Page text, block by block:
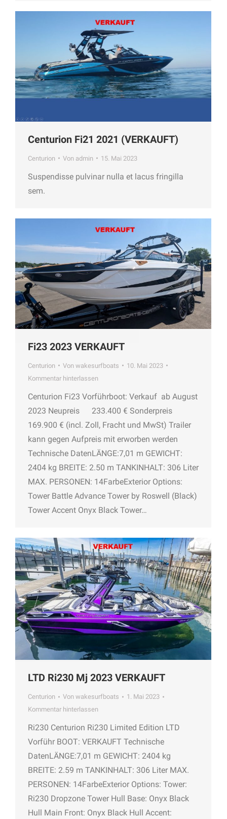
Centurion Fi21 2021 (VERKAUFT)
Centurion Von admin 15. Mai 2023
Suspendisse pulvinar nulla et lacus fringilla
sem.
Fi23 2023 VERKAUFT
Centurion Von wakesurfboats
10. Mai 2023
Kommentar hinterlassen
Centurion Fi23 Vorführboot: Verkauf ab August
2023 Neupreis 233.400 € Sonderpreis
169.900 € (incl. Zoll, Fracht und MwSt) Trailer
kann gegen Aufpreis mit erworben werden
Technische DatenLÄNGE:7,01 m GEWICHT:
2404 kg BREITE: 2.50 m TANKINHALT: 306 Liter
MAX. PERSONEN: 14FarbeExterior Options:
Tower Battle Advance Tower by Roswell (Black)
Tower Accent Onyx Black Tower…
LTD Ri230 Mj 2023 VERKAUFT
Centurion Von wakesurfboats
1. Mai 2023
Kommentar hinterlassen
Ri230 Centurion Ri230 Limited Edition LTD
Vorführ BOOT: VERKAUFT Technische
DatenLÄNGE:7,01 m GEWICHT: 2404 kg
BREITE: 2.59 m TANKINHALT: 306 Liter MAX.
PERSONEN: 14FarbeExterior Options: Tower:
Ri230 Dropzone Tower Hull Base: Onyx Black
Hull Main Front: Onyx Black Hull Accent: